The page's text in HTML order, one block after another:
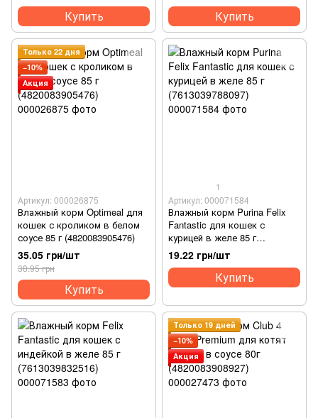
Купить Купить
Только 22 дня
−10%
Акция
Артикул: 000026875
Влажный корм Optimeal для
кошек с кроликом в белом
соусе 85 г (4820083905476)
35.05 грн/шт
38.95 грн
Купить
1
Артикул: 000071584
Влажный корм Purina Felix
Fantastic для кошек с
курицей в желе 85 г
(7613039788097)
19.22 грн/шт
Купить
Только 19 дней
−10%
Акция